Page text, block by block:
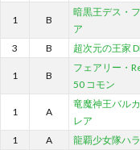
1 B
暗黒王デス・
ア
3 B 超次元の王家
1 B
フェアリー・
50 コモン
1 A
竜魔神王バル
レア
1 A 龍覇少女隊ハ